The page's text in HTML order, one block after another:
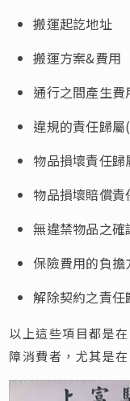
搬運起訖地址
搬運方案&費用
通行之間產生
違規的責任歸
物品損壞責任歸
物品損壞賠償
無違禁物品之確
保險費用的負擔
解除契約之責任
以上這些項目都是
障消費者，尤其是